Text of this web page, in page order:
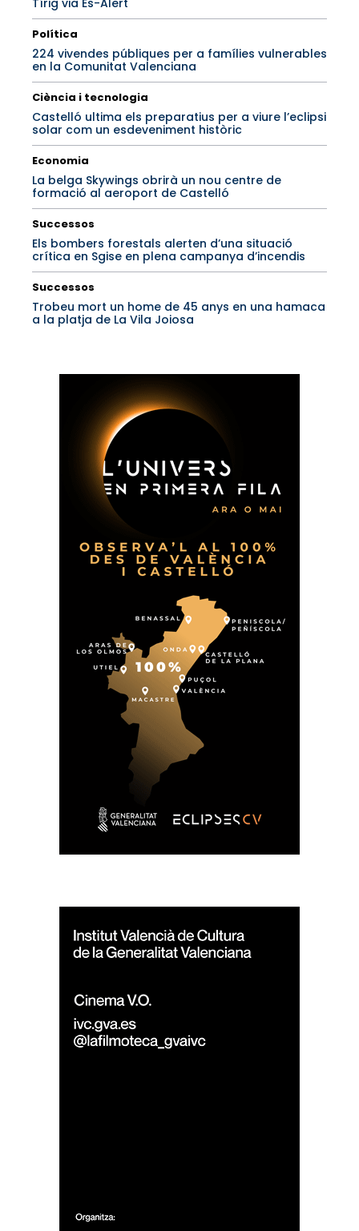
Tírig via Es-Alert
Política
224 vivendes públiques per a famílies vulnerables
en la Comunitat Valenciana
Ciència i tecnologia
Castelló ultima els preparatius per a viure l’eclipsi
solar com un esdeveniment històric
Economia
La belga Skywings obrirà un nou centre de
formació al aeroport de Castelló
Successos
Els bombers forestals alerten d’una situació
crítica en Sgise en plena campanya d’incendis
Successos
Trobeu mort un home de 45 anys en una hamaca
a la platja de La Vila Joiosa